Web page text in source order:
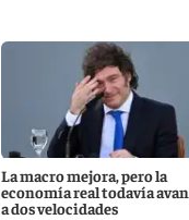
La macro mejora, pero la
economía real todavía
a dos velocidades